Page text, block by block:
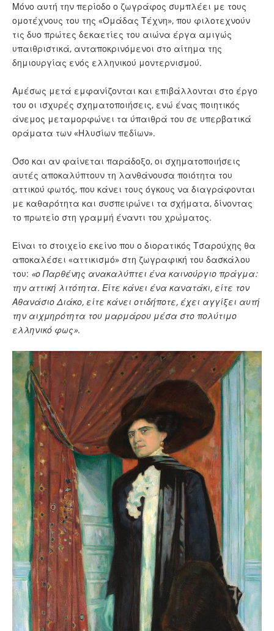
Μόνο αυτή την περίοδο ο ζωγράφος συμπλέει με τους
ομοτέχνους του της «Ομάδας Τέχνη», που φιλοτεχνούν
τις δυο πρώτες δεκαετίες του αιώνα έργα αμιγώς
υπαιθριστικά, ανταποκρινόμενοι στο αίτημα της
δημιουργίας ενός ελληνικού μοντερνισμού.
Αμέσως μετά εμφανίζονται και επιβάλλονται στο έργο
του οι ισχυρές σχηματοποιήσεις, ενώ ένας ποιητικός
άνεμος μεταμορφώνει τα ύπαιθρά του σε υπερβατικά
οράματα των «Ηλυσίων πεδίων».
Όσο και αν φαίνεται παράδοξο, οι σχηματοποιήσεις
αυτές αποκαλύπτουν τη λανθάνουσα ποιότητα του
αττικού φωτός, που κάνει τους όγκους να διαγράφονται
με καθαρότητα και συσπειρώνει τα σχήματα, δίνοντας
το πρωτείο στη γραμμή έναντι του χρώματος.
Είναι το στοιχείο εκείνο που ο διορατικός Τσαρούχης θα
αποκαλέσει «αττικισμό» στη ζωγραφική του δασκάλου
του: «ο Παρθένης ανακαλύπτει ένα καινούργιο πράγμα:
την αττική λιτότητα. Είτε κάνει ένα κανατάκι, είτε τον
Αθανάσιο Διάκο, είτε κάνει οτιδήποτε, έχει αγγίξει αυτή
την αιχμηρότητα του μαρμάρου μέσα στο πολύτιμο
ελληνικό φως».